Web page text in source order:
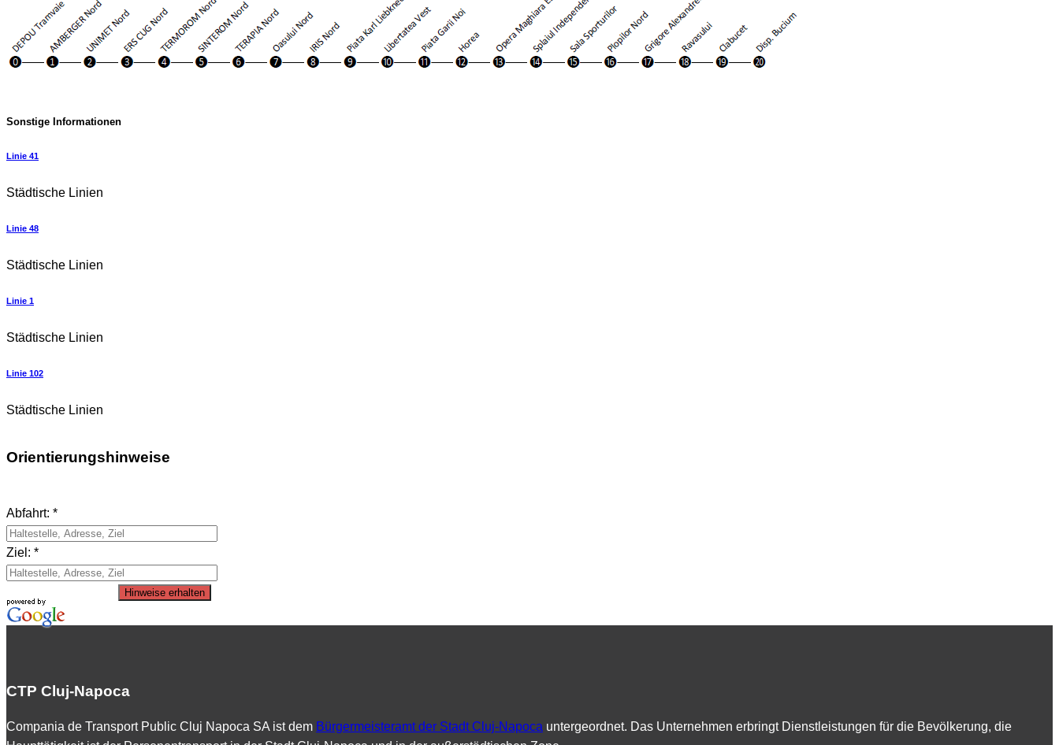
Sonstige Informationen
Linie 41
Städtische Linien
Linie 48
Städtische Linien
Linie 1
Städtische Linien
Linie 102
Städtische Linien
Orientierungshinweise
Abfahrt: *
Ziel: *
Hinweise erhalten
CTP Cluj-Napoca
Compania de Transport Public Cluj Napoca SA ist dem Bürgermeisteramt der Stadt Cluj-Napoca untergeordnet. Das Unternehmen erbringt Dienstleistungen für die Bevölkerung, die